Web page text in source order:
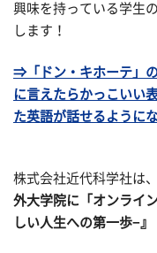
興味を持っている学生
します！
⇒「ドン・キホーテ」
に言えたらかっこいい
た英語が話せるように
株式会社近代科学社は
外大学院に「オンライ
しい人生への第一歩−』